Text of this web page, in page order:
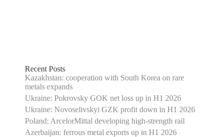
Recent Posts
Kazakhstan: cooperation with South Korea on rare
metals expands
Ukraine: Pokrovsky GOK net loss up in H1 2026
Ukraine: Novoselivskyi GZK profit down in H1 2026
Poland: ArcelorMittal developing high-strength rail
Azerbaijan: ferrous metal exports up in H1 2026